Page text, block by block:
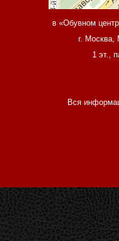
в «Обувном
г. Москва,
1 эт.,
Вся